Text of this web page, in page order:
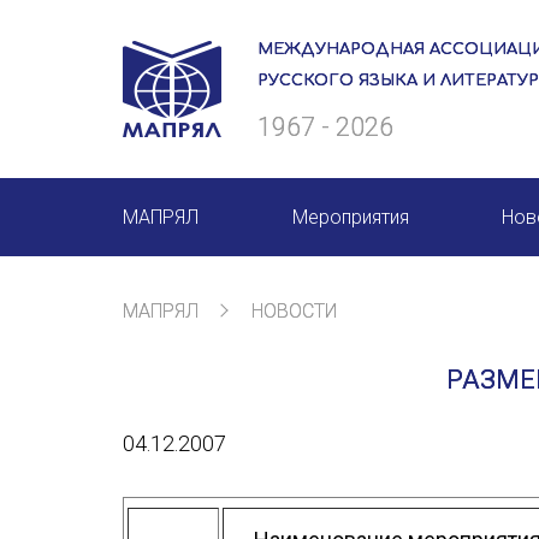
МЕЖДУНАРОДНАЯ
РУССКОГО ЯЗЫКА И
1967 - 2026
МАПРЯЛ
Секретариат
Члены МАПРЯЛ
Мероприятия
Архив мероприятий
МАПРЯЛ НОВОСТИ
04.12.2007